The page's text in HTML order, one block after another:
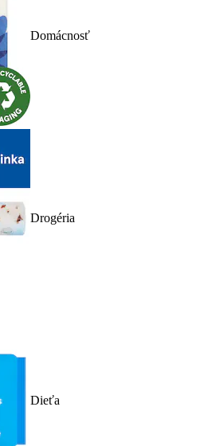
Domácnosť
Drogéria
Dieťa